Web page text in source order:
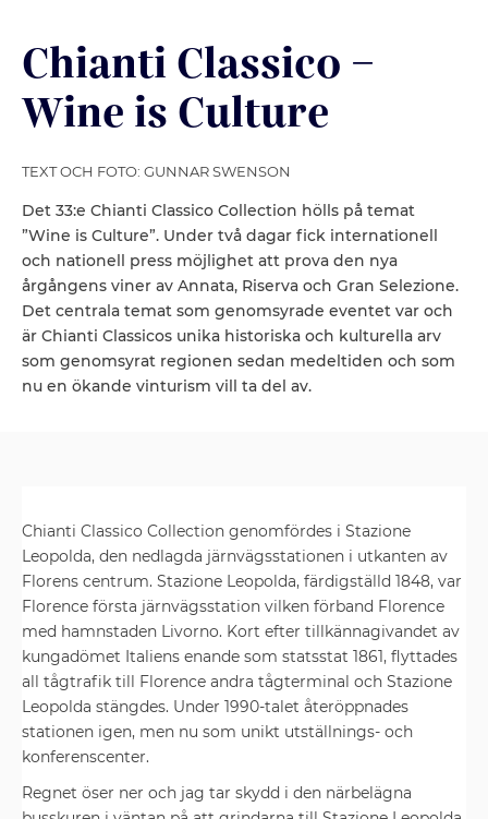
Chianti Classico –
Wine is Culture
TEXT OCH FOTO: GUNNAR SWENSON
Det 33:e Chianti Classico Collection hölls på temat
”Wine is Culture”. Under två dagar fick internationell
och nationell press möjlighet att prova den nya
årgångens viner av Annata, Riserva och Gran Selezione.
Det centrala temat som genomsyrade eventet var och
är Chianti Classicos unika historiska och kulturella arv
som genomsyrat regionen sedan medeltiden och som
nu en ökande vinturism vill ta del av.
Chianti Classico Collection genomfördes i Stazione
Leopolda, den nedlagda järnvägsstationen i utkanten av
Florens centrum. Stazione Leopolda, färdigställd 1848, var
Florence första järnvägsstation vilken förband Florence
med hamnstaden Livorno. Kort efter tillkännagivandet av
kungadömet Italiens enande som statsstat 1861, flyttades
all tågtrafik till Florence andra tågterminal och Stazione
Leopolda stängdes. Under 1990-talet återöppnades
stationen igen, men nu som unikt utställnings- och
konferenscenter.
Regnet öser ner och jag tar skydd i den närbelägna